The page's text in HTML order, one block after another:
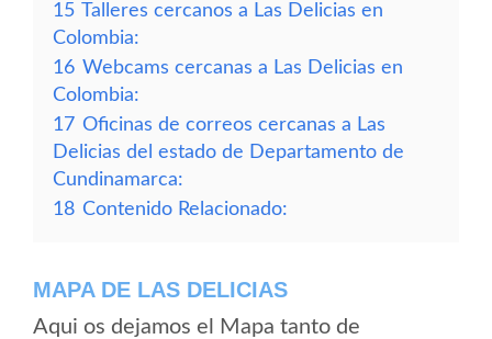
15 Talleres cercanos a Las Delicias en
Colombia:
16 Webcams cercanas a Las Delicias en
Colombia:
17 Oficinas de correos cercanas a Las
Delicias del estado de Departamento de
Cundinamarca:
18 Contenido Relacionado:
MAPA DE LAS DELICIAS
Aqui os dejamos el Mapa tanto de